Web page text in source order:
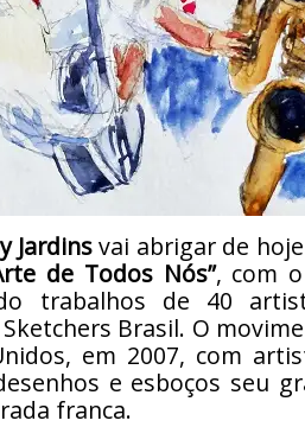
Jardinsvai abrigar de
de Todos Nós”, com
trabalhos de 40
Brasil. O
em 2007, com
e esboços seu
franca.